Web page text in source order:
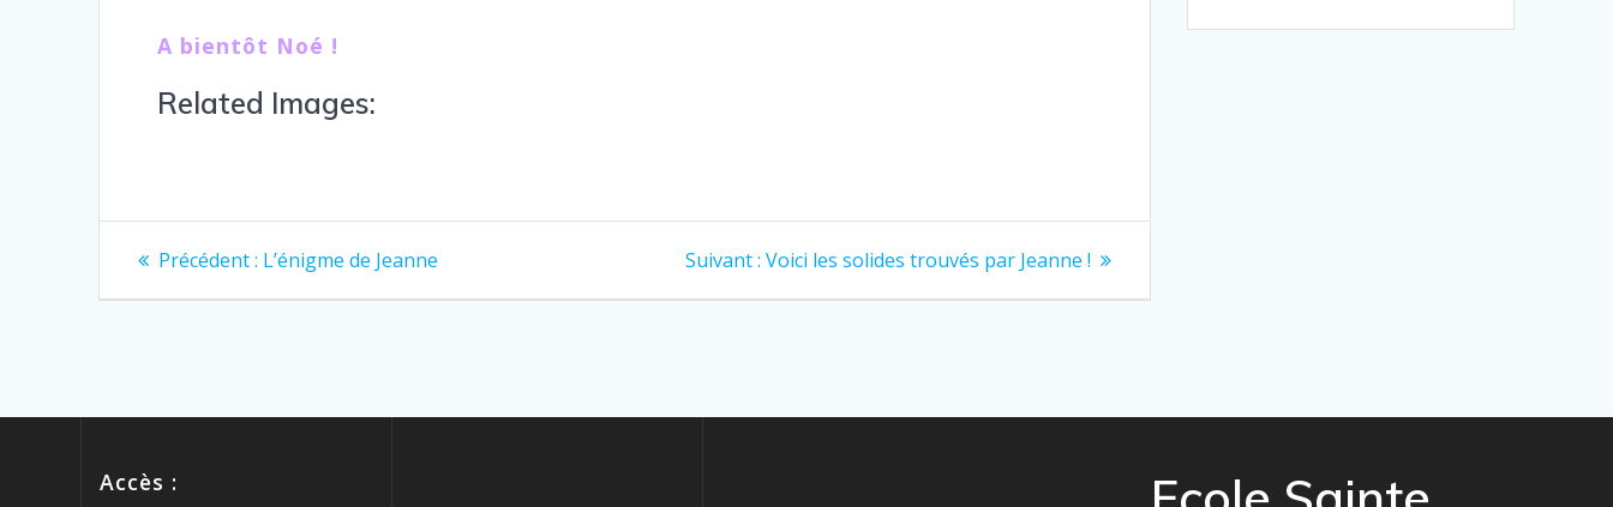
A bientôt Noé !
Related Images:
Précédent : L’énigme de Jeanne Suivant : Voici les solides trouvés par Jeanne !
Accès :